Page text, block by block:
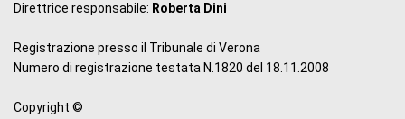
Direttrice responsabile: Roberta Dini
Registrazione presso il Tribunale di Verona
Numero di registrazione testata N.1820 del 18.11.2008
Copyright ©